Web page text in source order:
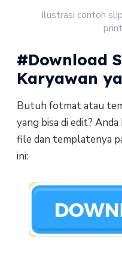
Ilustrasi contoh
#Download
Karyawan
Butuh fotmat atau
yang bisa di edit?
file dan templatenya
ini: